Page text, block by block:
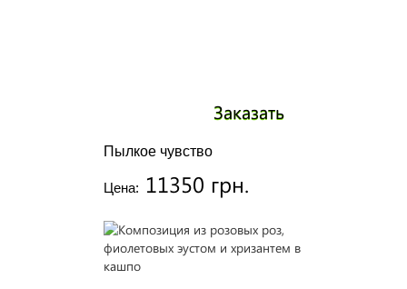
Пылкое чувство
Цена: 11350 грн.
Заказать